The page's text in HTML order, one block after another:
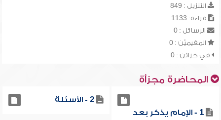
التنزيل : 849
قراءة: 1133
الرسائل : 0
المقيميّن : 0
في خزائن : 0
المحاضرة مجزأة
1 - الإمام يذكر بعد
2 - الأسئلة